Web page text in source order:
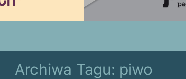
Archiwa Tagu: piwo